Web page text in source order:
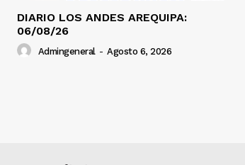
DIARIO LOS ANDES AREQUIPA:
06/08/26
Admingeneral - Agosto 6, 2026